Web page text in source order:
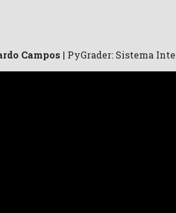
Campos | PyGrader: Sistema